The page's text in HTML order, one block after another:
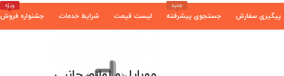
پیگیری سفارش جستجوی پیشرفته
جدید
لیست قیمت شرایط خدمات جشنواره فروش
ویژه